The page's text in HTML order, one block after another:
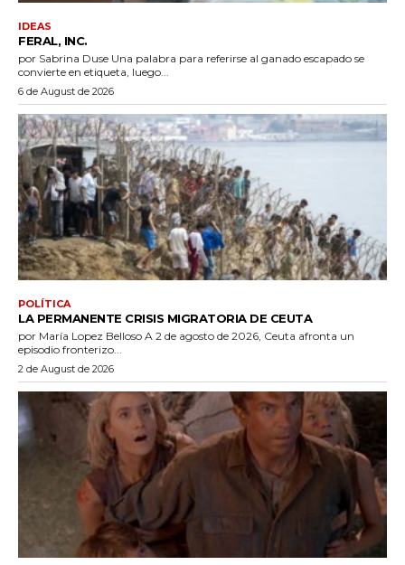
IDEAS
FERAL, INC.
por Sabrina Duse Una palabra para referirse al ganado escapado se
convierte en etiqueta, luego...
6 de August de 2026
POLÍTICA
LA PERMANENTE CRISIS MIGRATORIA DE CEUTA
por María Lopez Belloso A 2 de agosto de 2026, Ceuta afronta un
episodio fronterizo...
2 de August de 2026